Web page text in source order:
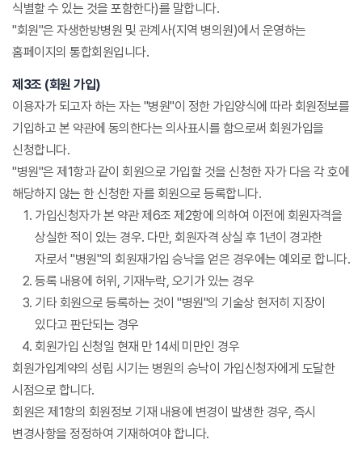
식별할 수 있는 것을 포함한다)를 말합니다.
"회원"은 자생한방병원 및 관계사(지역 병의원)에서 운영하는
홈페이지의 통합회원입니다.
제3조 (회원 가입)
이용자가 되고자 하는 자는 "병원"이 정한 가입양식에 따라 회원정보를
기입하고 본 약관에 동의한다는 의사표시를 함으로써 회원가입을
신청합니다.
"병원"은 제1항과 같이 회원으로 가입할 것을 신청한 자가 다음 각 호에
해당하지 않는 한 신청한 자를 회원으로 등록합니다.
가입신청자가 본 약관 제6조 제2항에 의하여 이전에 회원자격을
상실한 적이 있는 경우. 다만, 회원자격 상실 후 1년이 경과한
자로서 "병원"의 회원재가입 승낙을 얻은 경우에는 예외로 합니다.
등록 내용에 허위, 기재누락, 오기가 있는 경우
기타 회원으로 등록하는 것이 "병원"의 기술상 현저히 지장이
있다고 판단되는 경우
회원가입 신청일 현재 만 14세 미만인 경우
회원가입계약의 성립 시기는 병원의 승낙이 가입신청자에게 도달한
시점으로 합니다.
회원은 제1항의 회원정보 기재 내용에 변경이 발생한 경우, 즉시
변경사항을 정정하여 기재하여야 합니다.